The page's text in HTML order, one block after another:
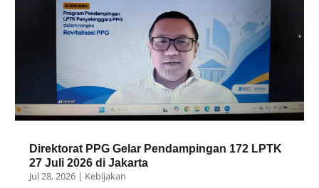
Direktorat PPG Gelar Pendampingan 172 LPTK
27 Juli 2026 di Jakarta
Jul 28, 2026 | Kebijakan